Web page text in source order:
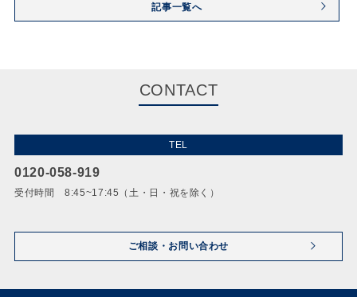
記事一覧へ
CONTACT
TEL
0120-058-919
受付時間 8:45~17:45（土・日・祝を除く）
ご相談・お問い合わせ